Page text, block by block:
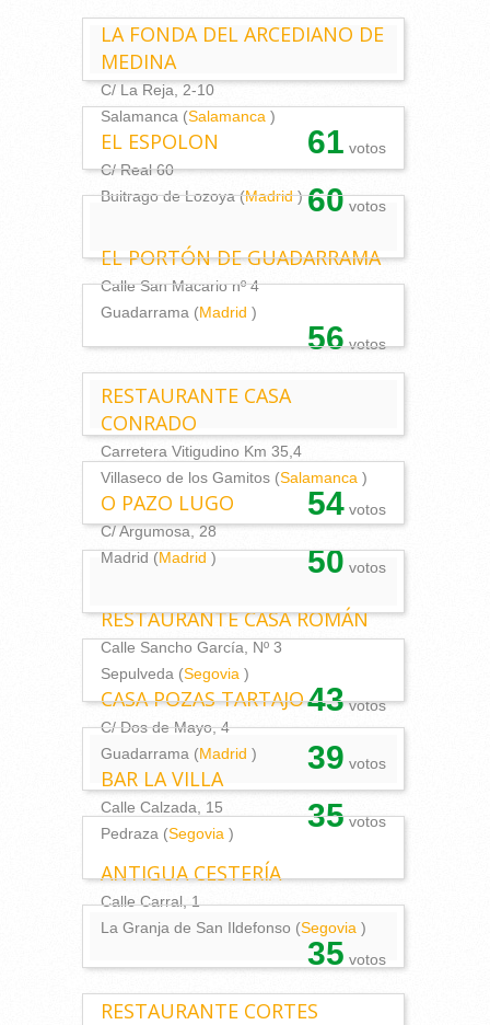
LA FONDA DEL ARCEDIANO DE
MEDINA
C/ La Reja, 2-10
Salamanca (Salamanca )
61 votos
EL ESPOLON
C/ Real 60
Buitrago de Lozoya (Madrid ) 60 votos
EL PORTÓN DE GUADARRAMA
Calle San Macario nº 4
Guadarrama (Madrid )
56votos
RESTAURANTE CASA
CONRADO
Carretera Vitigudino Km 35,4
Villaseco de los Gamitos (Salamanca )
54 votos
O PAZO LUGO
C/ Argumosa, 28
Madrid (Madrid ) 50 votos
RESTAURANTE CASA ROMÁN
Calle Sancho García, Nº 3
Sepulveda (Segovia )
43votos
CASA POZAS TARTAJO
C/ Dos de Mayo, 4
Guadarrama (Madrid ) 39 votos
BAR LA VILLA
Calle Calzada, 15
Pedraza (Segovia ) 35votos
ANTIGUA CESTERÍA
Calle Carral, 1
La Granja de San Ildefonso (Segovia )
35 votos
RESTAURANTE CORTES